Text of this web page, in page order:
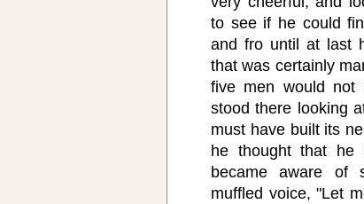
to see if he could
and fro until at last
that was certainly
five men would not
stood there looking
must have built its
he thought that he
became aware of
muffled voice, "Let